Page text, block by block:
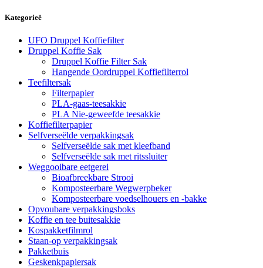
Kategorieë
UFO Druppel Koffiefilter
Druppel Koffie Sak
Druppel Koffie Filter Sak
Hangende Oordruppel Koffiefilterrol
Teefiltersak
Filterpapier
PLA-gaas-teesakkie
PLA Nie-geweefde teesakkie
Koffiefilterpapier
Selfverseëlde verpakkingsak
Selfverseëlde sak met kleefband
Selfverseëlde sak met ritssluiter
Weggooibare eetgerei
Bioafbreekbare Strooi
Komposteerbare Wegwerpbeker
Komposteerbare voedselhouers en -bakke
Opvoubare verpakkingsboks
Koffie en tee buitesakkie
Kospakketfilmrol
Staan-op verpakkingsak
Pakketbuis
Geskenkpapiersak